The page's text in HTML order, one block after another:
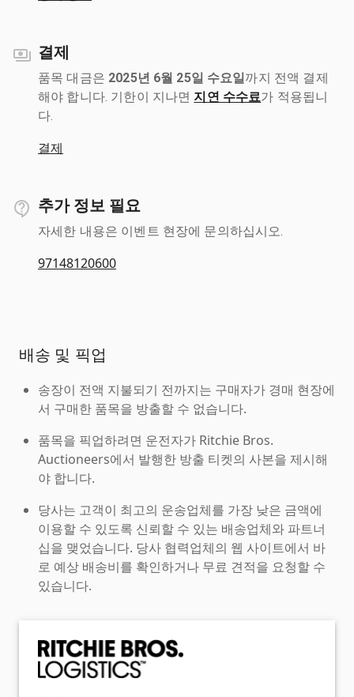
결제
품목 대금은 2025년 6월 25일 수요일까지 전액 결제
해야 합니다. 기한이 지나면 지연 수수료가 적용됩니
다.
결제
추가 정보 필요
자세한 내용은 이벤트 현장에 문의하십시오.
97148120600
배송 및 픽업
송장이 전액 지불되기 전까지는 구매자가 경매 현장에
서 구매한 품목을 방출할 수 없습니다.
품목을 픽업하려면 운전자가 Ritchie Bros.
Auctioneers에서 발행한 방출 티켓의 사본을 제시해
야 합니다.
당사는 고객이 최고의 운송업체를 가장 낮은 금액에
이용할 수 있도록 신뢰할 수 있는 배송업체와 파트너
십을 맺었습니다. 당사 협력업체의 웹 사이트에서 바
로 예상 배송비를 확인하거나 무료 견적을 요청할 수
있습니다.